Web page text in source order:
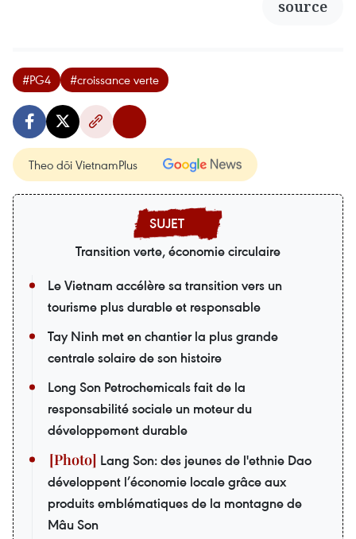
source
#PG4 #croissance verte
Theo dõi VietnamPlus
Transition verte, économie circulaire
Le Vietnam accélère sa transition vers un
tourisme plus durable et responsable
Tay Ninh met en chantier la plus grande
centrale solaire de son histoire
Long Son Petrochemicals fait de la
responsabilité sociale un moteur du
développement durable
Lang Son: des jeunes de l'ethnie Dao
développent l’économie locale grâce aux
produits emblématiques de la montagne de
Mâu Son